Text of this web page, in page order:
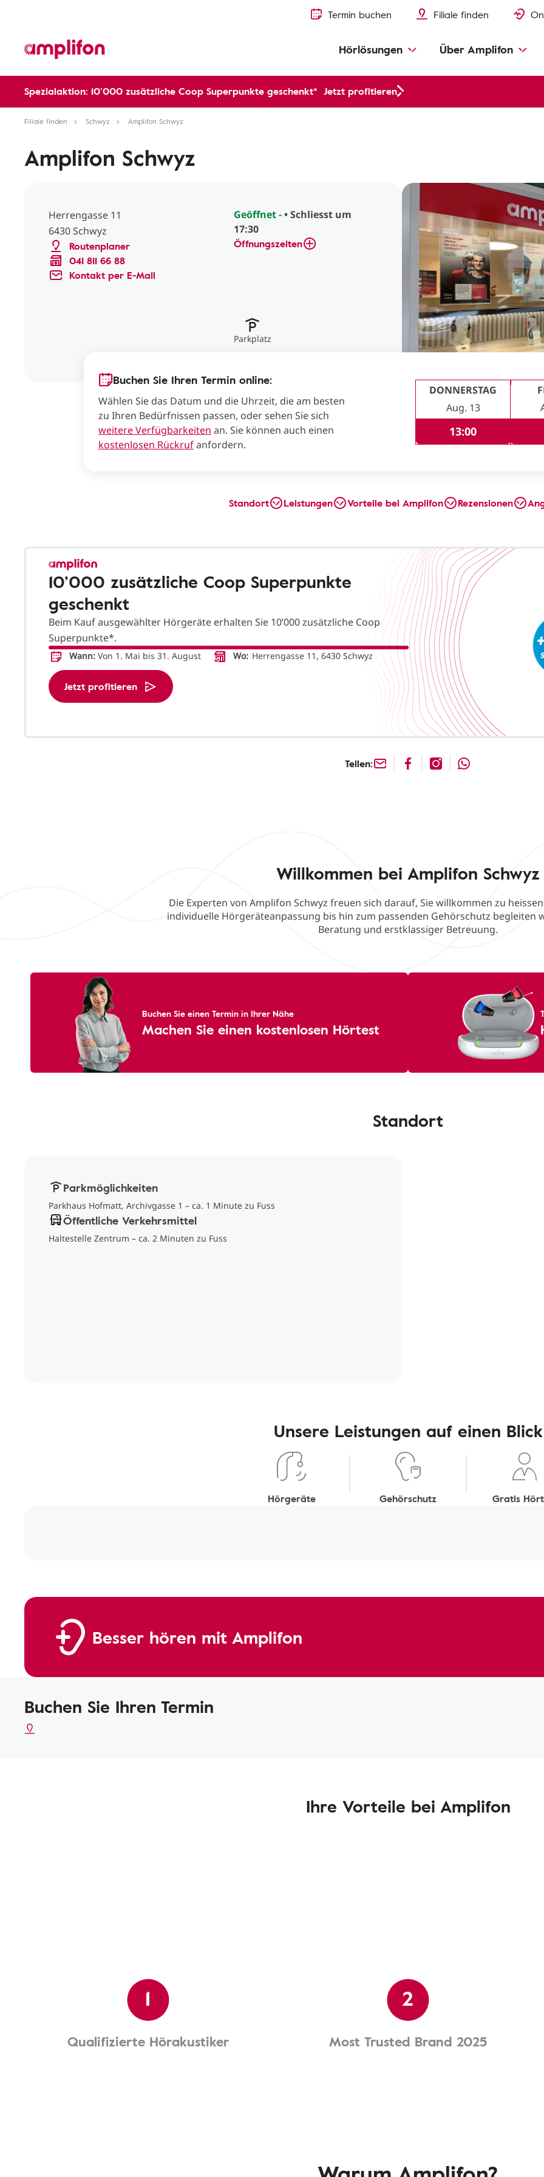
Termin buchen Filiale finden
Hörlösungen Über Amplifon
Spezialaktion: 10’000 zusätzliche Coop Superpunkte geschenkt* Jetzt profitieren
Filiale finden Schwyz Amplifon Schwyz
Amplifon Schwyz
Herrengasse 11
6430 Schwyz
Routenplaner
041 811 66 88
Kontakt per E-Mail
Geöffnet -• Schliesst um
17:30
Öffnungszeiten
Parkplatz
Buchen Sie Ihren Termin online:
Wählen Sie das Datum und die Uhrzeit, die am besten
zu Ihren Bedürfnissen passen, oder sehen Sie sich
weitere Verfügbarkeiten an. Sie können auch einen
kostenlosen Rückrufanfordern.
DONNERSTAG
Aug. 13
13:00
Standort Leistungen Vorteile bei Amplifon Rezensionen
10’000 zusätzliche Coop Superpunkte
geschenkt
Beim Kauf ausgewählter Hörgeräte erhalten Sie 10’000 zusätzliche Coop
Superpunkte*.
Wann: Von 1. Mai bis 31. August Wo: Herrengasse 11, 6430 Schwyz
Jetzt profitieren
Teilen:
Willkommen bei Amplifon Schwyz
Die Experten von Amplifon Schwyz freuen sich darauf, Sie willkommen zu
individuelle Hörgeräteanpassung bis hin zum passenden Gehörschutz begleiten
Beratung und erstklassiger Betreuung.
Buchen Sie einen Termin in Ihrer Nähe
Machen Sie einen kostenlosen Hörtest
Standort
Parkmöglichkeiten
Parkhaus Hofmatt, Archivgasse 1 – ca. 1 Minute zu Fuss
Öffentliche Verkehrsmittel
Haltestelle Zentrum – ca. 2 Minuten zu Fuss
Unsere Leistungen auf einen Blick
Hörgeräte Gehörschutz Gratis
Besser hören mit Amplifon
Buchen Sie Ihren Termin
Ihre Vorteile bei Amplifon
1
Qualifizierte Hörakustiker
2
Most Trusted Brand 2025